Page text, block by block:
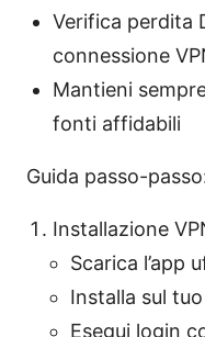
Verifica perdita
connessione
Mantieni
fonti affidabili
Guida passo-
Installazione
Scarica l’app
Installa sul
Esegui login